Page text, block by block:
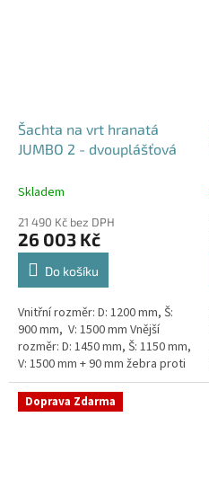
Šachta na vrt hranatá
JUMBO 2 - dvouplášťová
Skladem
21 490 Kč bez DPH
26 003 Kč
Do košíku
Vnitřní rozměr: D: 1200 mm, Š:
900 mm, V: 1500 mm Vnější
rozměr: D: 1450 mm, Š: 1150 mm,
V: 1500 mm + 90 mm žebra proti
spodní vodě + komínek
Dvouplášťová...
Doprava Zdarma